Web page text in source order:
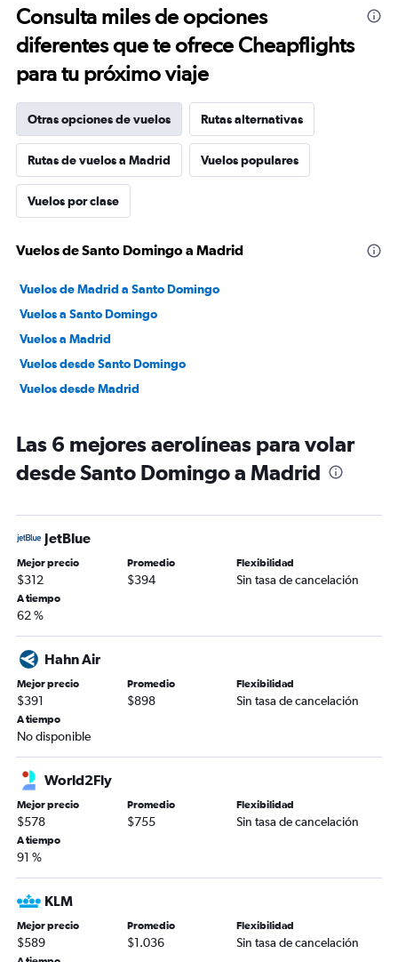
Consulta miles de opciones
diferentes que te ofrece Cheapflights
para tu próximo viaje
Otras opciones de vuelos Rutas alternativas
Rutas de vuelos a Madrid Vuelos populares
Vuelos por clase
Vuelos de Santo Domingo a Madrid
Vuelos de Madrid a Santo Domingo
Vuelos a Santo Domingo
Vuelos a Madrid
Vuelos desde Santo Domingo
Vuelos desde Madrid
Las 6 mejores aerolíneas para volar
desde Santo Domingo a Madrid
JetBlue
Mejor precio
$312
Promedio
$394
Flexibilidad
Sin tasa de cancelación
A tiempo
62 %
Hahn Air
Mejor precio
$391
Promedio
$898
Flexibilidad
Sin tasa de cancelación
A tiempo
No disponible
World2Fly
Mejor precio
$578
Promedio
$755
Flexibilidad
Sin tasa de cancelación
A tiempo
91 %
KLM
Mejor precio
$589
Promedio
$1.036
Flexibilidad
Sin tasa de cancelación